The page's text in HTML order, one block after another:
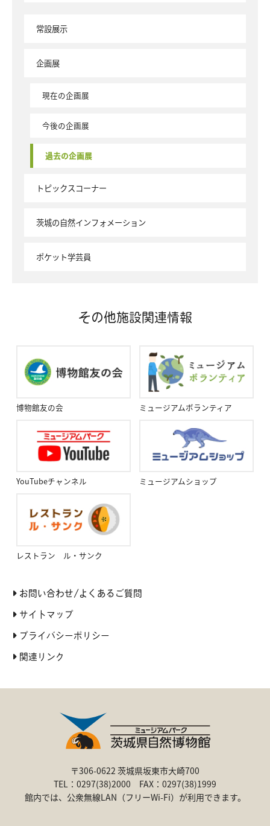
常設展示
企画展
現在の企画展
今後の企画展
過去の企画展
トピックスコーナー
茨城の自然インフォメーション
ポケット学芸員
その他施設関連情報
博物館友の会 ミュージアムボランティア
YouTubeチャンネル ミュージアムショップ
レストラン ル・サンク
お問い合わせ/よくあるご質問
サイトマップ
プライバシーポリシー
関連リンク
〒306-0622 茨城県坂東市大崎700
TEL：0297(38)2000 FAX：0297(38)1999
館内では、公衆無線LAN（フリーWi-Fi）が利用できます。